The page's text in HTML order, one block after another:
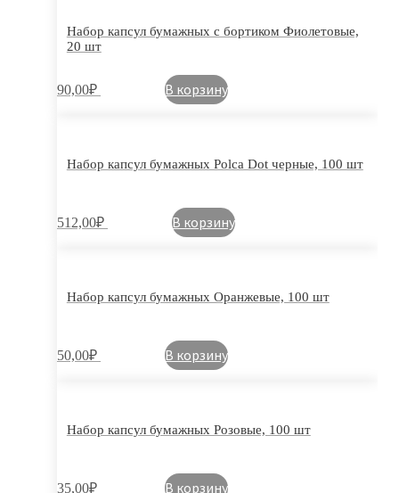
Набор капсул бумажных с бортиком Фиолетовые,
20 шт
90,00₽ В корзину
Набор капсул бумажных Polca Dot черные, 100 шт
512,00₽ В корзину
Набор капсул бумажных Оранжевые, 100 шт
50,00₽ В корзину
Набор капсул бумажных Розовые, 100 шт
35,00₽ В корзину